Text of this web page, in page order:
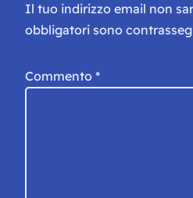
Il tuo indirizzo email non
obbligatori sono
Commento *